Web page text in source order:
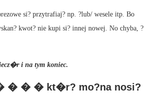
si? przytrafiaj? np. ?lub/ wesele itp. Bo
kwot? nie kupi si? innej nowej. No chyba, ?
i na tym koniec.
� � � kt�r? mo?na nosi?